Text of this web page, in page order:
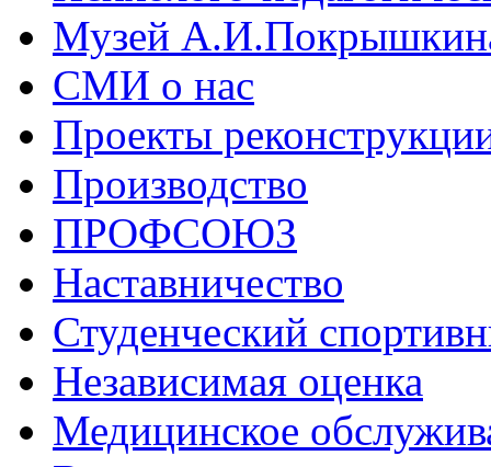
Музей
СМИ о нас
Проекты
Производство
ПРОФСОЮЗ
Наставничество
Студенческий
Независимая оценка
Медицинское